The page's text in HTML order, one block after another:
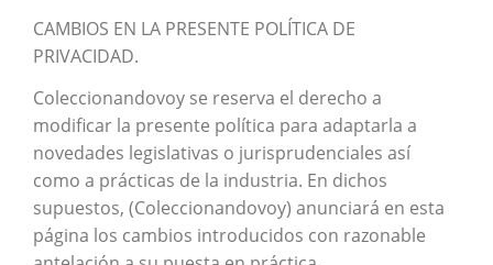
CAMBIOS EN LA PRESENTE POLÍTICA DE
PRIVACIDAD.
Coleccionandovoy se reserva el derecho a
modificar la presente política para adaptarla a
novedades legislativas o jurisprudenciales así
como a prácticas de la industria. En dichos
supuestos, (Coleccionandovoy) anunciará en esta
página los cambios introducidos con razonable